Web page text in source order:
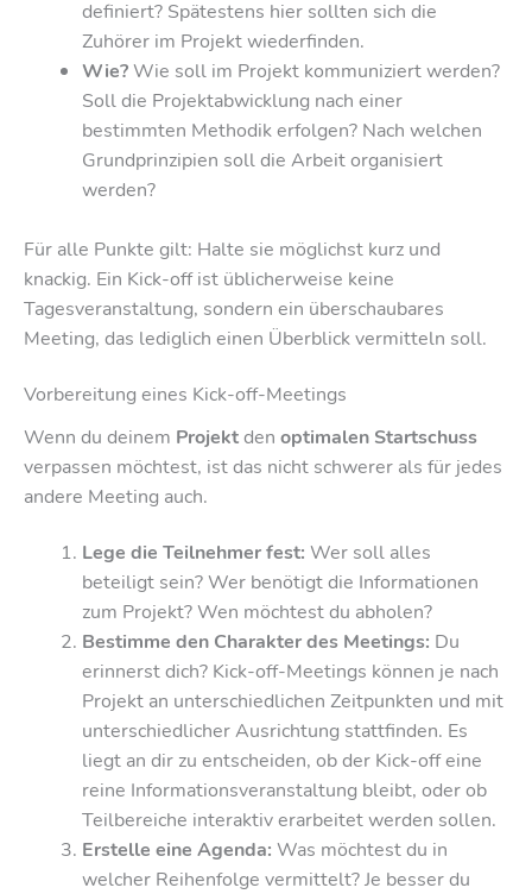
definiert? Spätestens hier sollten sich die
Zuhörer im Projekt wiederfinden.
Wie?Wie soll im Projekt kommuniziert werden?
Soll die Projektabwicklung nach einer
bestimmten Methodik erfolgen? Nach welchen
Grundprinzipien soll die Arbeit organisiert
werden?
Für alle Punkte gilt: Halte sie möglichst kurz und
knackig. Ein Kick-off ist üblicherweise keine
Tagesveranstaltung, sondern ein überschaubares
Meeting, das lediglich einen Überblick vermitteln soll.
Vorbereitung eines Kick-off-Meetings
Wenn du deinem Projektden optimalen Startschuss
verpassen möchtest, ist das nicht schwerer als für jedes
andere Meeting auch.
Lege die Teilnehmer fest: Wer soll alles
beteiligt sein? Wer benötigt die Informationen
zum Projekt? Wen möchtest du abholen?
Bestimme den Charakter des Meetings: Du
erinnerst dich? Kick-off-Meetings können je nach
Projekt an unterschiedlichen Zeitpunkten und mit
unterschiedlicher Ausrichtung stattfinden. Es
liegt an dir zu entscheiden, ob der Kick-off eine
reine Informationsveranstaltung bleibt, oder ob
Teilbereiche interaktiv erarbeitet werden sollen.
Erstelle eine Agenda: Was möchtest du in
welcher Reihenfolge vermittelt? Je besser du